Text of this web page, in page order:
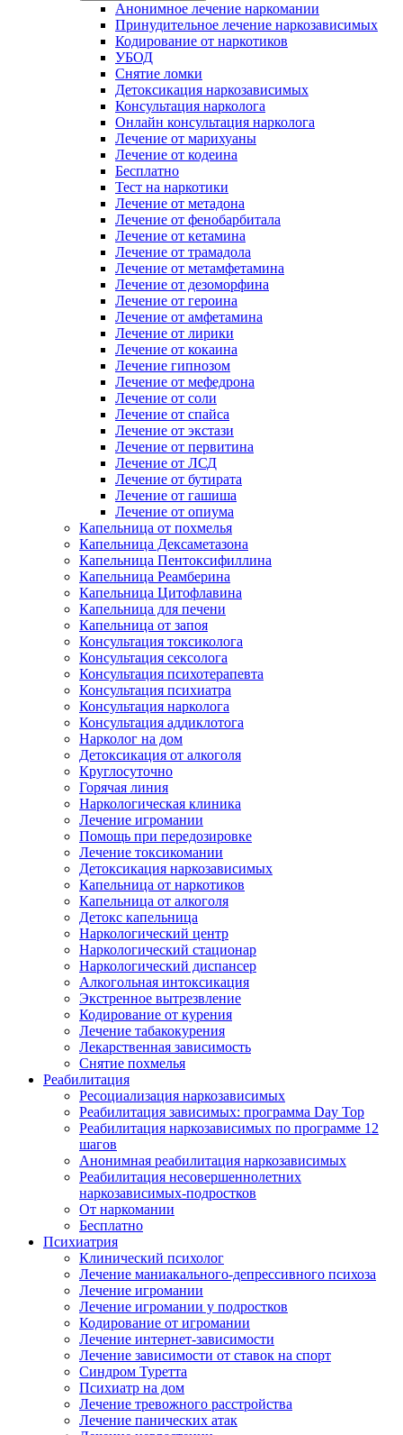
Анонимное лечение наркомании
Принудительное лечение наркозависимых
Кодирование от наркотиков
УБОД
Снятие ломки
Детоксикация наркозависимых
Консультация нарколога
Онлайн консультация нарколога
Лечение от марихуаны
Лечение от кодеина
Бесплатно
Тест на наркотики
Лечение от метадона
Лечение от фенобарбитала
Лечение от кетамина
Лечение от трамадола
Лечение от метамфетамина
Лечение от дезоморфина
Лечение от героина
Лечение от амфетамина
Лечение от лирики
Лечение от кокаина
Лечение гипнозом
Лечение от мефедрона
Лечение от соли
Лечение от спайса
Лечение от экстази
Лечение от первитина
Лечение от ЛСД
Лечение от бутирата
Лечение от гашиша
Лечение от опиума
Капельница от похмелья
Капельница Дексаметазона
Капельница Пентоксифиллина
Капельница Реамберина
Капельница Цитофлавина
Капельница для печени
Капельница от запоя
Консультация токсиколога
Консультация сексолога
Консультация психотерапевта
Консультация психиатра
Консультация нарколога
Консультация аддиклотога
Нарколог на дом
Детоксикация от алкоголя
Круглосуточно
Горячая линия
Наркологическая клиника
Лечение игромании
Помощь при передозировке
Лечение токсикомании
Детоксикация наркозависимых
Капельница от наркотиков
Капельница от алкоголя
Детокс капельница
Наркологический центр
Наркологический стационар
Наркологический диспансер
Алкогольная интоксикация
Экстренное вытрезвление
Кодирование от курения
Лечение табакокурения
Лекарственная зависимость
Снятие похмелья
Реабилитация
Ресоциализация наркозависимых
Реабилитация зависимых: программа Day Top
Реабилитация наркозависимых по программе 12
шагов
Анонимная реабилитация наркозависимых
Реабилитация несовершеннолетних
наркозависимых-подростков
От наркомании
Бесплатно
Психиатрия
Клинический психолог
Лечение маниакального-депрессивного психоза
Лечение игромании
Лечение игромании у подростков
Кодирование от игромании
Лечение интернет-зависимости
Лечение зависимости от ставок на спорт
Синдром Туретта
Психиатр на дом
Лечение тревожного расстройства
Лечение панических атак